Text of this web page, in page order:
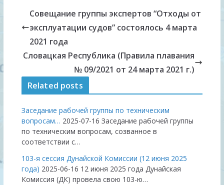
Совещание группы экспертов “Отходы от
эксплуатации судов” состоялось 4 марта
2021 года
Словацкaя Республикa (Правила плавания
№ 09/2021 от 24 марта 2021 г.)
Related posts
Заседание рабочей группы по техническим
вопросам… 2025-07-16 Заседание рабочей группы
по техническим вопросам, созванное в
соответствии с…
103-я сессия Дунайской Комиссии (12 июня 2025
года) 2025-06-16 12 июня 2025 года Дунайская
Комиссия (ДК) провела свою 103-ю…